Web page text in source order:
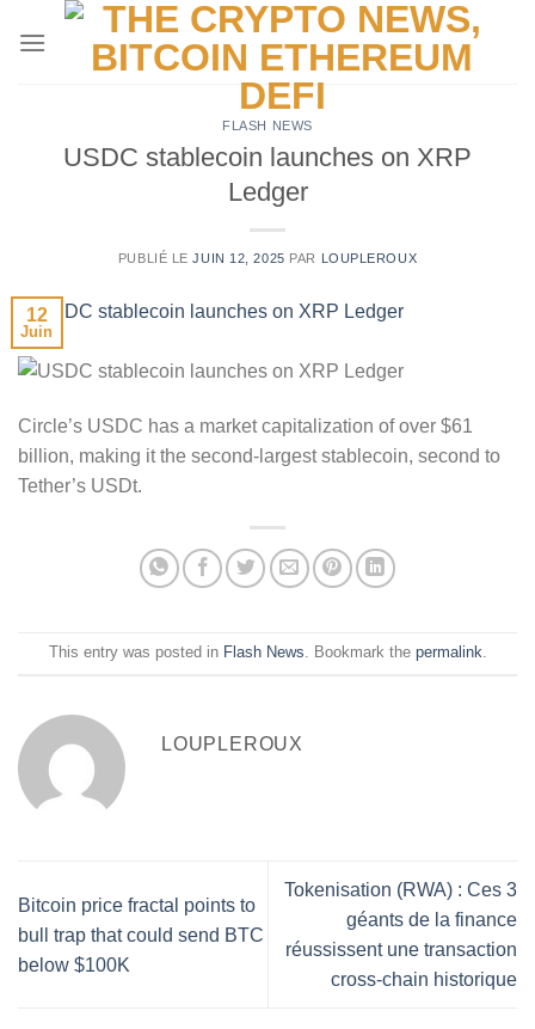
FLASH NEWS
USDC stablecoin launches on XRP
Ledger
PUBLIÉ LEJUIN 12, 2025 PAR LOUPLEROUX
12
Juin
Circle’s USDC has a market capitalization of over $61
billion, making it the second-largest stablecoin, second to
Tether’s USDt.
This entry was posted in Flash News. Bookmark the permalink.
LOUPLEROUX
Bitcoin price fractal points to
bull trap that could send BTC
below $100K
Tokenisation (RWA) : Ces 3
géants de la finance
réussissent une transaction
cross-chain historique